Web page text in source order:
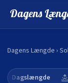
Dagens
Dagens Længde ›
Dagslængde